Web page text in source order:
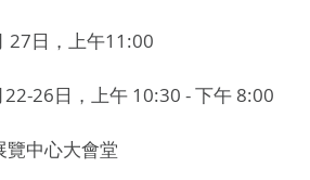
27日，上午11:00
26日，上午 10:30 - 下午 8:00
覽中心大會堂